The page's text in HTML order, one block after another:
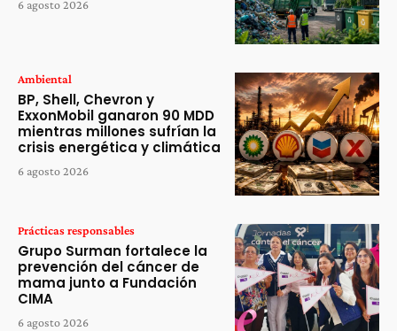
6 agosto 2026
Ambiental
BP, Shell, Chevron y
ExxonMobil ganaron 90 MDD
mientras millones sufrían la
crisis energética y climática
6 agosto 2026
Prácticas responsables
Grupo Surman fortalece la
prevención del cáncer de
mama junto a Fundación
CIMA
6 agosto 2026